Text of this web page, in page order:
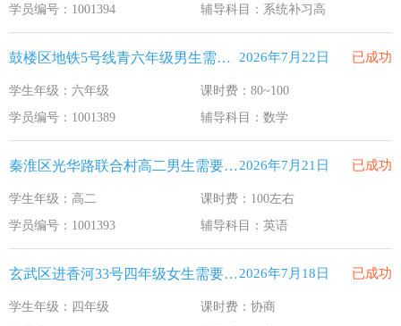
学员编号：1001394
辅导科目：系统补习高
鼓楼区地铁5号线青六年级男生需要补习数学 2026年7月22日 已成功
学生年级：六年级
课时费：80~100
学员编号：1001389
辅导科目：数学
秦淮区光华路联合村高二男生需要补习英语2026年7月21日 已成功
学生年级：高二
课时费：100左右
学员编号：1001393
辅导科目：英语
玄武区进香河33号四年级女生需要补习英语2026年7月18日 已成功
学生年级：四年级
课时费：协商